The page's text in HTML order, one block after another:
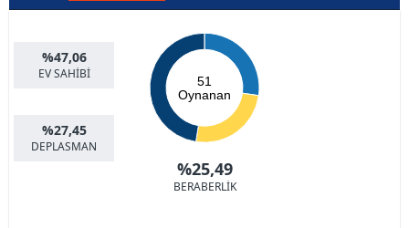
%47,06
EV SAHİBİ
%27,45
DEPLASMAN
51
Oynanan
%25,49
BERABERLİK